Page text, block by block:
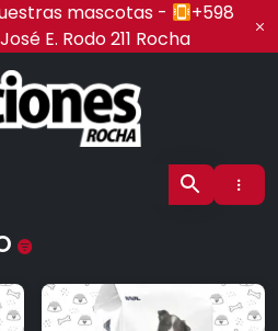
mascotas -
+598
José E. Rodo 211 Rocha
Rocha